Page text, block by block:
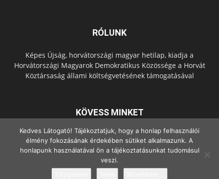
RÓLUNK
Képes Újság, horvátországi magyar hetilap, kiadja a
Horvátországi Magyarok Demokratikus Közössége a Horvát
Köztársaság állami költségvetésének támogatásával
KÖVESS MINKET
Kedves Látogató! Tájékoztatjuk, hogy a honlap felhasználói
élmény fokozásának érdekében sütiket alkalmazunk. A
honlapunk használatával ön a tájékoztatásunkat tudomásul
veszi.